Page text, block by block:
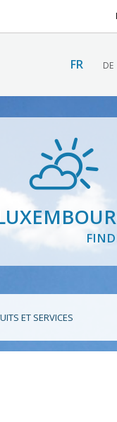
FR DE
ET SERVICES